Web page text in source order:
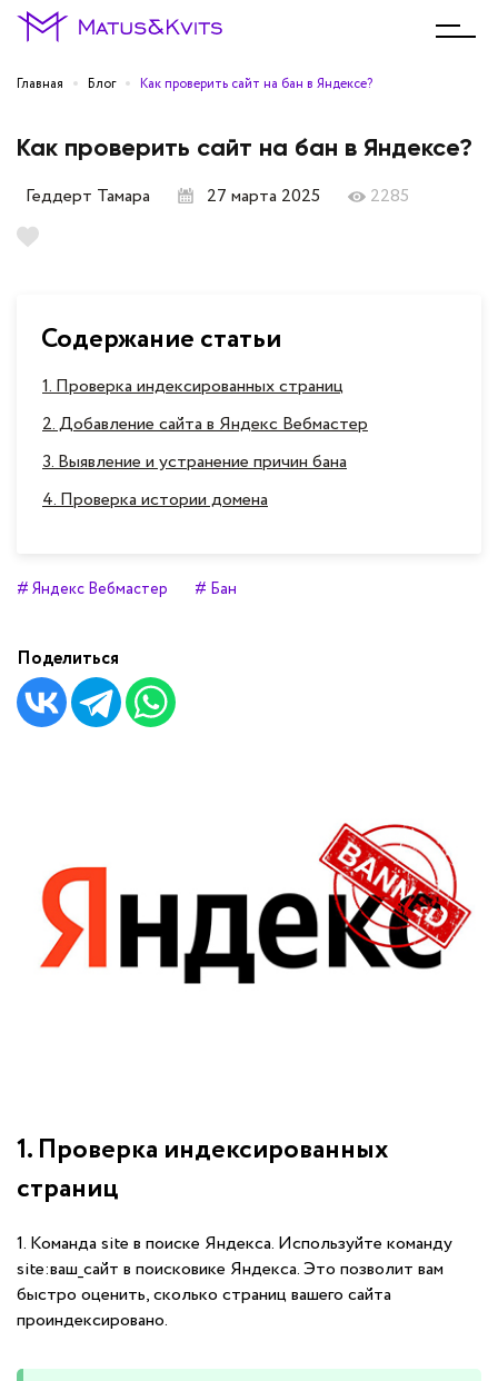
Главная Блог Как проверить сайт на бан в Яндексе?
Как проверить сайт на бан в Яндексе?
Геддерт Тамара 27 марта 2025 2285
Содержание статьи
1. Проверка индексированных страниц
2. Добавление сайта в Яндекс Вебмастер
3. Выявление и устранение причин бана
4. Проверка истории домена
# Яндекс Вебмастер # Бан
Поделиться
1. Проверка индексированных
страниц
1. Команда site в поиске Яндекса. Используйте команду
site:ваш_сайт в поисковике Яндекса. Это позволит вам
быстро оценить, сколько страниц вашего сайта
проиндексировано.